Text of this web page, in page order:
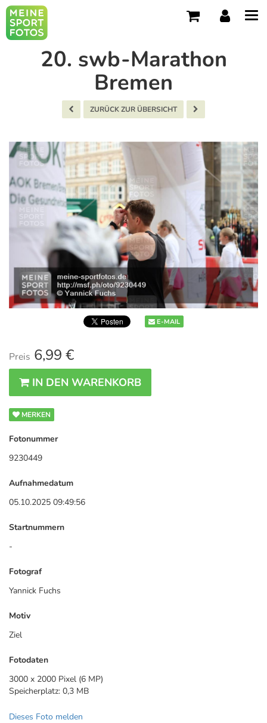
20. swb-Marathon
Bremen
ZURÜCK ZUR ÜBERSICHT
E-MAIL
Preis 6,99 €
IN DEN WARENKORB
MERKEN
Fotonummer
9230449
Aufnahmedatum
05.10.2025 09:49:56
Startnummern
-
Fotograf
Yannick Fuchs
Motiv
Ziel
Fotodaten
3000 x 2000 Pixel (6 MP)
Speicherplatz: 0,3 MB
Dieses Foto melden